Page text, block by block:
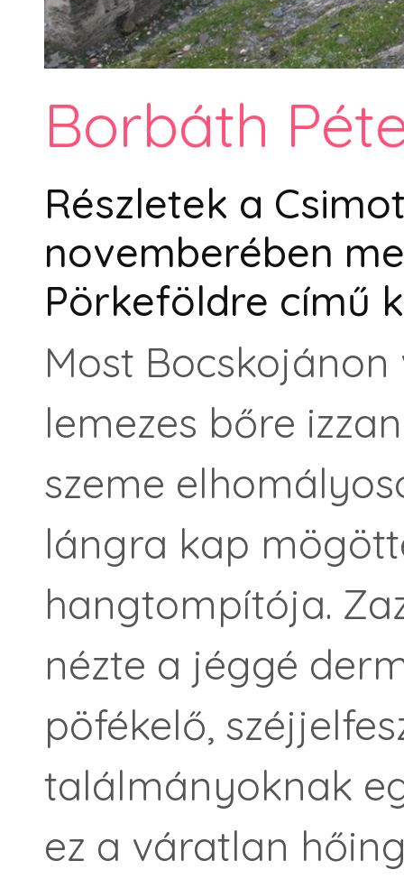
Borbáth
Részletek a
novemberében
Pörkeföldre című
Most
lemezes bőre
szeme
lángra kap
hangtompítója.
nézte a jéggé
pöfékelő,
találmányoknak
ez a váratlan